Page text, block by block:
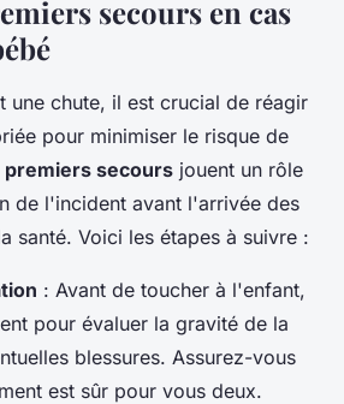
secours en cas
une chute, il est crucial de réagir
pour minimiser le risque de
premiers secours jouent un rôle
de l'incident avant l'arrivée des
santé. Voici les étapes à suivre :
: Avant de toucher à l'enfant,
pour évaluer la gravité de la
blessures. Assurez-vous
est sûr pour vous deux.